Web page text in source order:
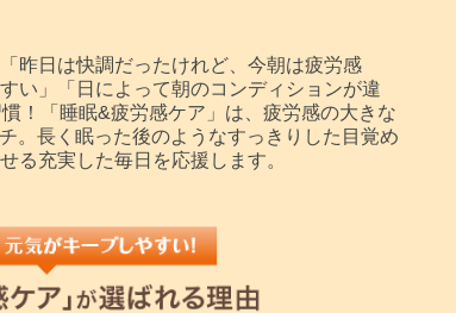
昨日は快調だったけれど、今朝は疲労感
い」「日によって朝のコンディションが違
！「睡眠&疲労感ケア」は、疲労感の大きな
。長く眠った後のようなすっきりした目覚め
る充実した毎日を応援します。